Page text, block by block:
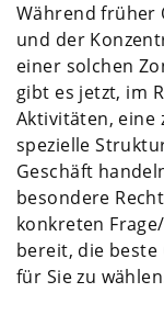
Während früher
und der
einer solchen
gibt es jetzt, im
Aktivitäten, eine
spezielle
Geschäft
besondere
konkreten
bereit, die
für Sie zu